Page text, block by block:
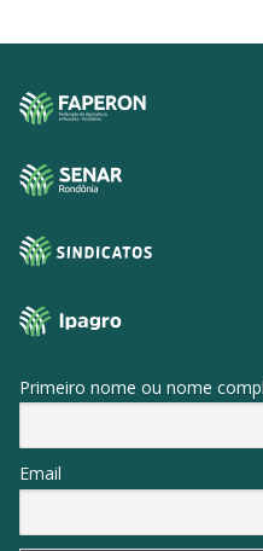
Primeiro nome ou nome
Email